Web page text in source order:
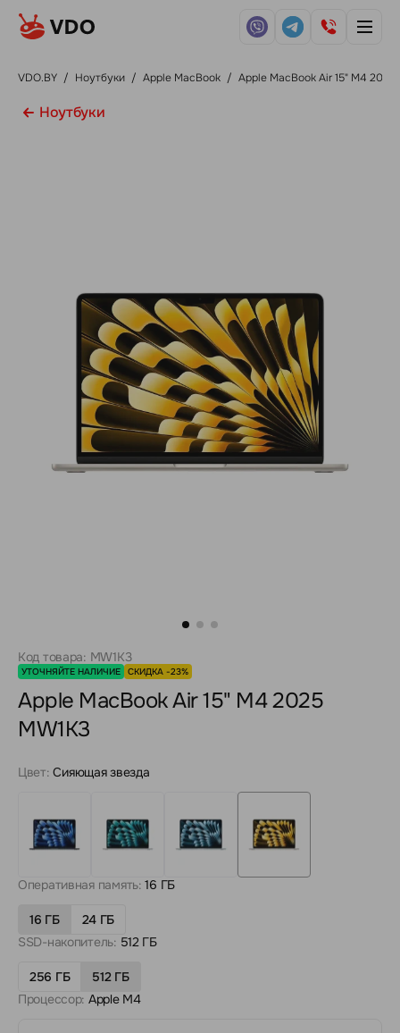
VDO.BY / Ноутбуки / Apple MacBook / Apple MacBook Air 15" M4 2025
Ноутбуки
Код товара: MW1K3
УТОЧНЯЙТЕ НАЛИЧИЕ СКИДКА -23%
Apple MacBook Air 15" M4 2025
MW1K3
Цвет: Сияющая звезда
Оперативная память: 16 ГБ
16 ГБ
24 ГБ
SSD-накопитель: 512 ГБ
256 ГБ
512 ГБ
Процессор: Apple M4